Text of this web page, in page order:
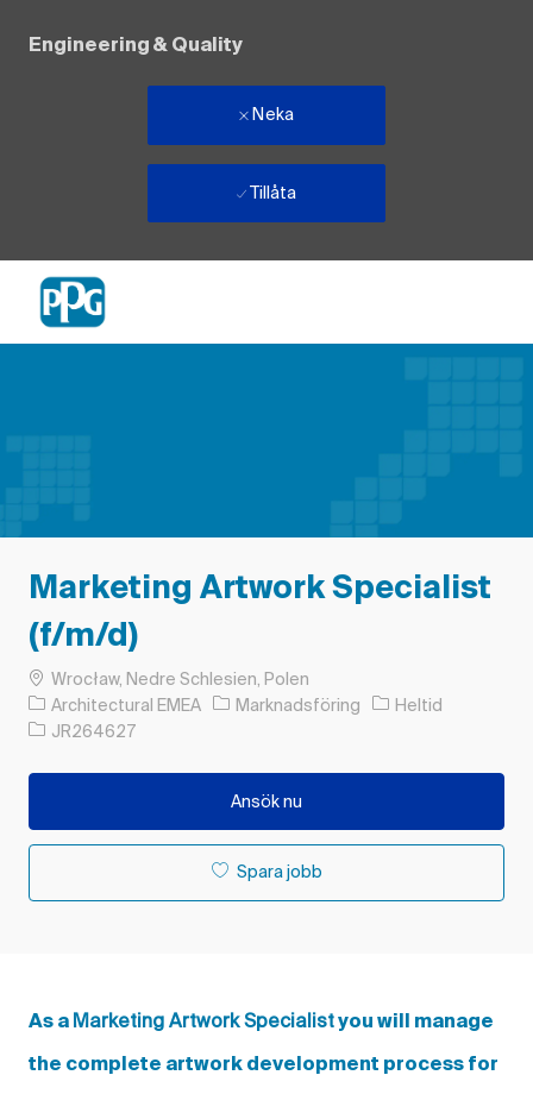
Engineering & Quality
Neka
Tillåta
Marketing Artwork Specialist
(f/m/d)
PlatsWrocław, Nedre Schlesien, Polen
Architectural EMEA
Kategori
Marknadsföring Typ av jobb
Heltid
Jobb-ID
JR264627
Ansök nu
Spara jobb
As a Marketing Artwork Specialistyou will manage
the complete artwork development process for